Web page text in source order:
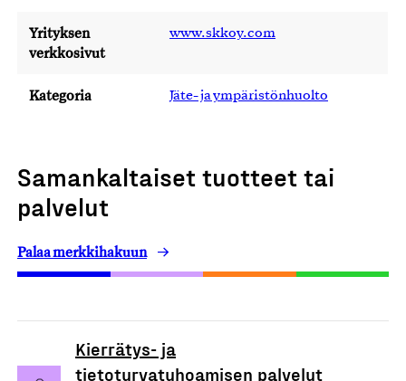
Yrityksen
verkkosivut
www.skkoy.com
Kategoria Jäte- ja ympäristönhuolto
Samankaltaiset tuotteet tai
palvelut
Palaa merkkihakuun
Kierrätys- ja
tietoturvatuhoamisen palvelut